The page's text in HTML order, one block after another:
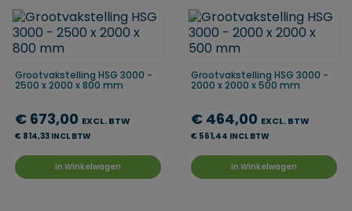
Grootvakstelling HSG 3000 -
2500 x 2000 x 800 mm
€ 673,00 EXCL. BTW
€ 814,33 INCL BTW
In Winkelwagen
Grootvakstelling HSG 3000 -
2000 x 2000 x 500 mm
€ 464,00 EXCL. BTW
€ 561,44 INCL BTW
In Winkelwagen